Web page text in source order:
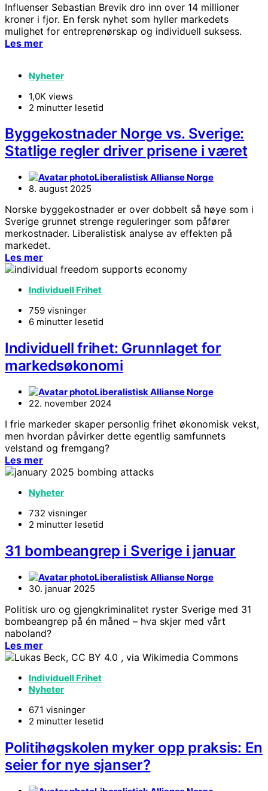
Influenser Sebastian Brevik dro inn over 14 millioner
kroner i fjor. En fersk nyhet som hyller markedets
mulighet for entreprenørskap og individuell suksess.
Les mer
Nyheter
1,0K views
2 minutter lesetid
Byggekostnader Norge vs. Sverige:
Statlige regler driver prisene i været
Liberalistisk Allianse Norge
8. august 2025
Norske byggekostnader er over dobbelt så høye som i
Sverige grunnet strenge reguleringer som påfører
merkostnader. Liberalistisk analyse av effekten på
markedet.
Les mer
Individuell Frihet
759 visninger
6 minutter lesetid
Individuell frihet: Grunnlaget for
markedsøkonomi
Liberalistisk Allianse Norge
22. november 2024
I frie markeder skaper personlig frihet økonomisk vekst,
men hvordan påvirker dette egentlig samfunnets
velstand og fremgang?
Les mer
Nyheter
732 visninger
2 minutter lesetid
31 bombeangrep i Sverige i januar
Liberalistisk Allianse Norge
30. januar 2025
Politisk uro og gjengkriminalitet ryster Sverige med 31
bombeangrep på én måned – hva skjer med vårt
naboland?
Les mer
Individuell Frihet
Nyheter
671 visninger
2 minutter lesetid
Politihøgskolen myker opp praksis: En
seier for nye sjanser?